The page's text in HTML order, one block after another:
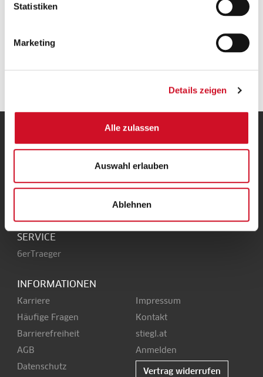
Statistiken
Marketing
Details zeigen
Alle zulassen
Auswahl erlauben
Ablehnen
Geprüfte Leistung
Stieglbrauerei
5017 Salzburg
+43 50 1492-0
office@stiegl.at
SERVICE
6erTraeger
INFORMATIONEN
Karriere
Häufige Fragen
Barrierefreiheit
AGB
Datenschutz
Impressum
Kontakt
stiegl.at
Anmelden
Vertrag widerrufen